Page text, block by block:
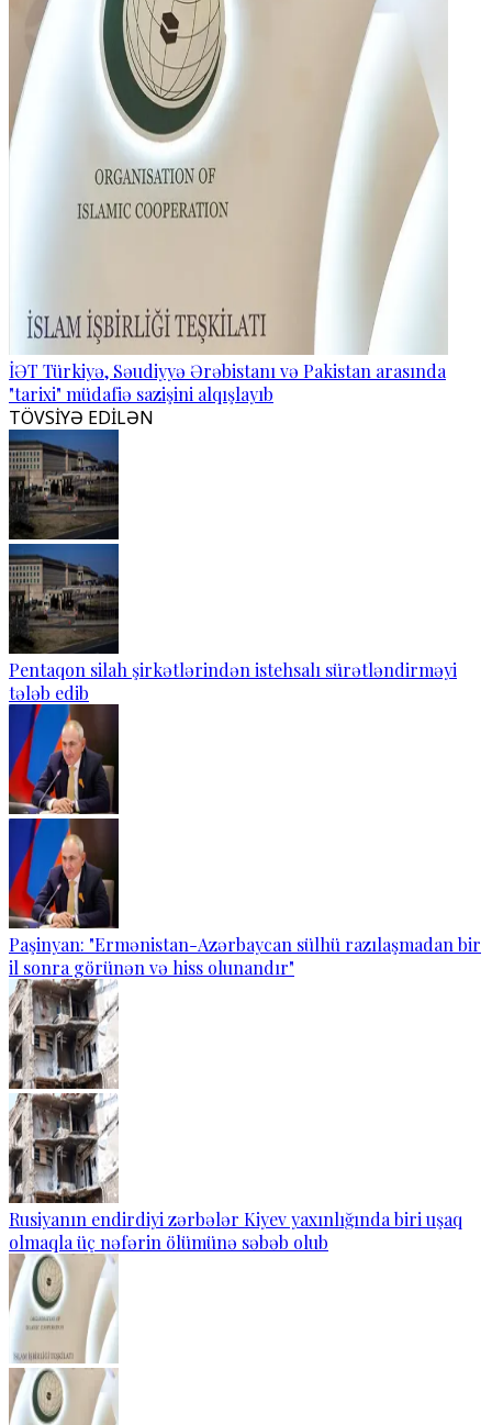
İƏT Türkiyə, Səudiyyə Ərəbistanı və Pakistan arasında
"tarixi" müdafiə sazişini alqışlayıb
TÖVSİYƏ EDİLƏN
Pentaqon silah şirkətlərindən istehsalı sürətləndirməyi
tələb edib
Paşinyan: "Ermənistan-Azərbaycan sülhü razılaşmadan bir
il sonra görünən və hiss olunandır"
Rusiyanın endirdiyi zərbələr Kiyev yaxınlığında biri uşaq
olmaqla üç nəfərin ölümünə səbəb olub